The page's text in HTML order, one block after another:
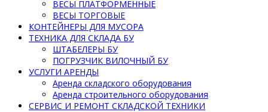
ВЕСЫ ПЛАТФОРМЕННЫЕ
ВЕСЫ ТОРГОВЫЕ
КОНТЕЙНЕРЫ ДЛЯ МУСОРА
ТЕХНИКА ДЛЯ СКЛАДА БУ
ШТАБЕЛЕРЫ БУ
ПОГРУЗЧИК ВИЛОЧНЫЙ БУ
УСЛУГИ АРЕНДЫ
Аренда складского оборудования
Аренда строительного оборудования
СЕРВИС И РЕМОНТ СКЛАДСКОЙ ТЕХНИКИ